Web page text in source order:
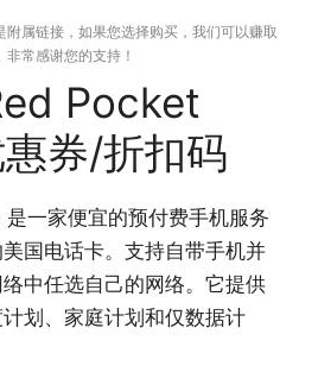
属链接，如果您选择购买，我们可以赚取
常感谢您的支持！
Pocket
券/折扣码
一家便宜的预付费手机服务
国电话卡。支持自带手机并
中任选自己的网络。它提供
划、家庭计划和仅数据计